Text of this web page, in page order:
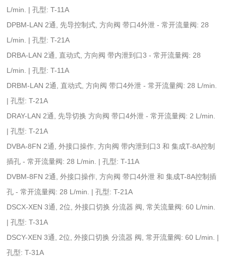
L/min. | 孔型: T-11A
DPBM-LAN 2通, 先导控制式, 方向阀 带口4外泄 - 常开流量阀: 28
L/min. | 孔型: T-21A
DRBA-LAN 2通, 直动式, 方向阀 带内泄到口3 - 常开流量阀: 28
L/min. | 孔型: T-11A
DRBM-LAN 2通, 直动式, 方向阀 带口4外泄 - 常开流量阀: 28 L/min.
| 孔型: T-21A
DRAY-LAN 2通, 先导切换 方向阀 带口4外泄 - 常开流量阀: 2 L/min.
| 孔型: T-21A
DVBA-8FN 2通, 外接口操作, 方向阀 带内泄到口3 和 集成T-8A控制
插孔 - 常开流量阀: 28 L/min. | 孔型: T-11A
DVBM-8FN 2通, 外接口操作, 方向阀 带口4外泄 和 集成T-8A控制插
孔 - 常开流量阀: 28 L/min. | 孔型: T-21A
DSCX-XEN 3通, 2位, 外接口切换 分流器 阀, 常关流量阀: 60 L/min.
| 孔型: T-31A
DSCY-XEN 3通, 2位, 外接口切换 分流器 阀, 常开流量阀: 60 L/min. |
孔型: T-31A